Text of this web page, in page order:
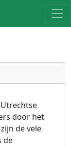
door het
de vele
de